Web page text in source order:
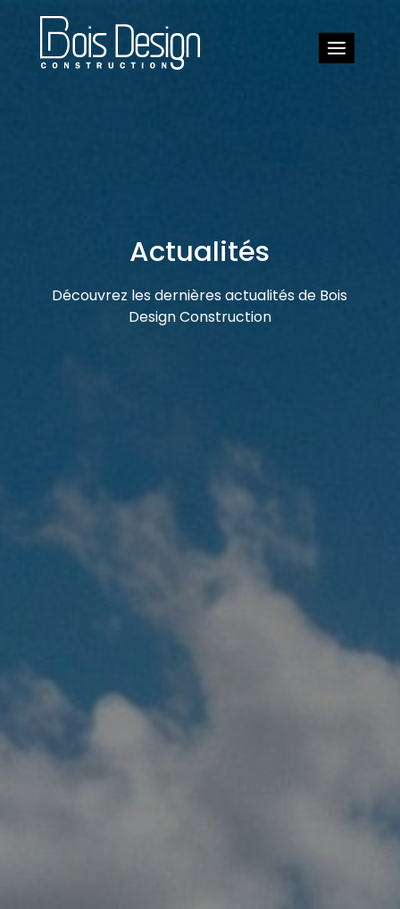
Actualités
Découvrez les dernières actualités de Bois
Design Construction